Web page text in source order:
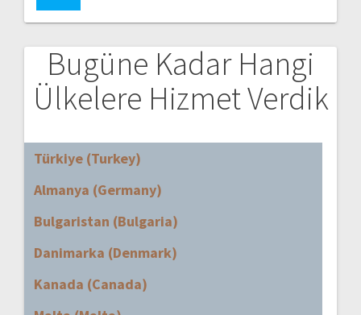
Bugüne Kadar Hangi
Ülkelere Hizmet Verdik
Türkiye (Turkey)
Almanya (Germany)
Bulgaristan (Bulgaria)
Danimarka (Denmark)
Kanada (Canada)